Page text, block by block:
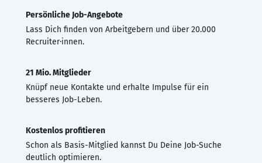
Persönliche Job-Angebote
Lass Dich finden von Arbeitgebern und über 20.000
Recruiter·innen.
21 Mio. Mitglieder
Knüpf neue Kontakte und erhalte Impulse für ein
besseres Job-Leben.
Kostenlos profitieren
Schon als Basis-Mitglied kannst Du Deine Job-Suche
deutlich optimieren.